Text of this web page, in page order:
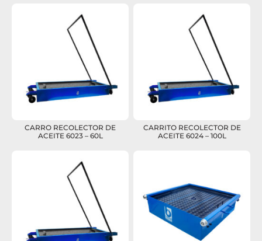
CARRO RECOLECTOR DE
ACEITE 6023 – 60L
CARRITO RECOLECTOR DE
ACEITE 6024 – 100L